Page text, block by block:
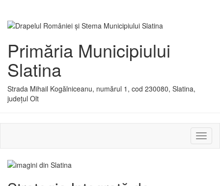
Primăria Municipiului
Slatina
Strada Mihail Kogălniceanu, numărul 1, cod 230080, Slatina,
județul Olt
sau